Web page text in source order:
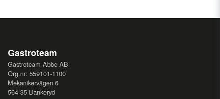
Gastroteam
Gastroteam Abbe AB
Org.nr: 559101-1100
Mekanikervägen 6
564 35 Bankeryd